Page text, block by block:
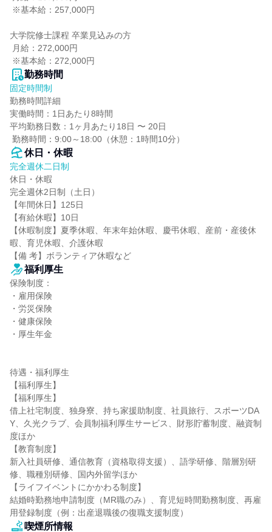
大学院修士課程 卒業見込みの方
※基本給：272,000円
勤務時間
固定時間制
勤務時間詳細
実働時間：1日あたり8時間
平均勤務日数：1ヶ月あたり18日 〜 20日
勤務時間：9:00～18:00（休憩：1時間10分）
休日・休暇
完全週休二日制
休日・休暇
完全週休2日制（土日）
【年間休日】125日
【有給休暇】10日
【休暇制度】夏季休暇、年末年始休暇、慶弔休暇、産前・産後休
暇、育児休暇、介護休暇
【備 考】ボランティア休暇など
福利厚生
保険制度：
・雇用保険
・労災保険
・健康保険
・厚生年金
待遇・福利厚生
【福利厚生】
【福利厚生】
借上社宅制度、独身寮、持ち家援助制度、社員旅行、スポーツDA
Y、久光クラブ、会員制福利厚生サービス、財形貯蓄制度、融資制
度ほか
【教育制度】
新入社員研修、通信教育（資格取得支援）、語学研修、階層別研
修、職種別研修、国内外留学ほか
【ライフイベントにかかわる制度】
結婚時勤務地申請制度（MR職のみ）、育児短時間勤務制度、再雇
用登録制度（例：出産退職後の復職支援制度）
喫煙所情報